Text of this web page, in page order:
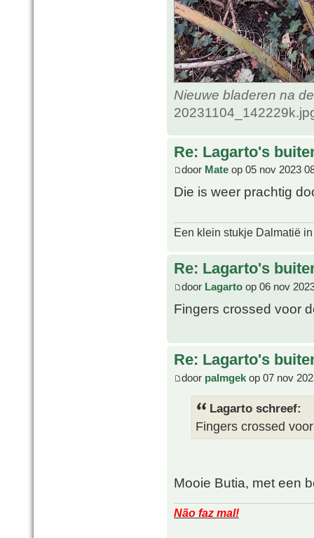
Nieuwe bladeren na
Re: Lagarto's
door Mate op 05 nov 2023
Die is weer prachtig
Een klein stukje Dalmatië
Re: Lagarto's
door Lagarto op 06 nov
Fingers crossed voor
Re: Lagarto's
door palmgek op 07 nov
Lagarto schreef:
Fingers crossed
Mooie Butia, met een
Não faz mal!